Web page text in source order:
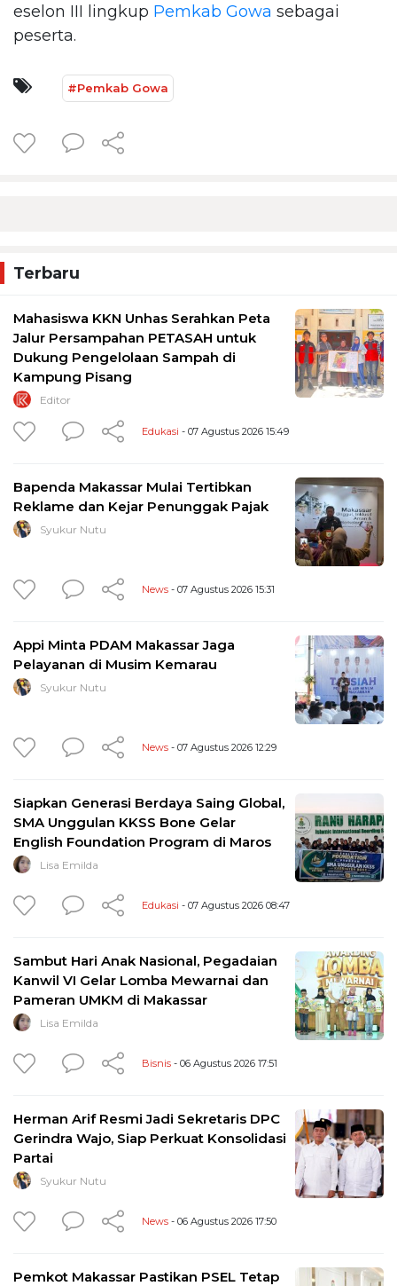
eselon III lingkup Pemkab Gowa sebagai
peserta.
#Pemkab Gowa
Terbaru
Mahasiswa KKN Unhas Serahkan Peta
Jalur Persampahan PETASAH untuk
Dukung Pengelolaan Sampah di
Kampung Pisang
Editor
Edukasi - 07 Agustus 2026 15:49
Bapenda Makassar Mulai Tertibkan
Reklame dan Kejar Penunggak Pajak
Syukur Nutu
News - 07 Agustus 2026 15:31
Appi Minta PDAM Makassar Jaga
Pelayanan di Musim Kemarau
Syukur Nutu
News - 07 Agustus 2026 12:29
Siapkan Generasi Berdaya Saing Global,
SMA Unggulan KKSS Bone Gelar
English Foundation Program di Maros
Lisa Emilda
Edukasi - 07 Agustus 2026 08:47
Sambut Hari Anak Nasional, Pegadaian
Kanwil VI Gelar Lomba Mewarnai dan
Pameran UMKM di Makassar
Lisa Emilda
Bisnis - 06 Agustus 2026 17:51
Herman Arif Resmi Jadi Sekretaris DPC
Gerindra Wajo, Siap Perkuat Konsolidasi
Partai
Syukur Nutu
News - 06 Agustus 2026 17:50
Pemkot Makassar Pastikan PSEL Tetap